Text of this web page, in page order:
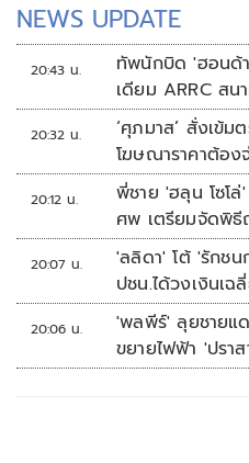
NEWS UPDATE
20:43 น.
ทัพนักบิด 'ฮอนด้
เดียม ARRC ส
20:32 น.
‘ศุภมาส’ สั่งเข้ม
โฆษณาราคาต้อง
20:12 น.
พี่ชาย 'ฮลุน โซโ
ศพ เตรียมจัดพิธี
20:07 น.
'ลลิดา' โต้ 'รักช
ปชน.ได้วงเงินเฉ
20:06 น.
'พลพีร์' ลุยชายแ
ขยายไฟฟ้า 'ปรา